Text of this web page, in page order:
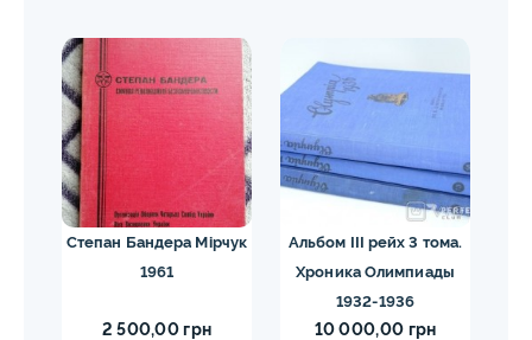
Степан Бандера Мірчук
1961
2 500,00 грн
Альбом III рейх 3 тома.
Хроника Олимпиады
1932-1936
10 000,00 грн